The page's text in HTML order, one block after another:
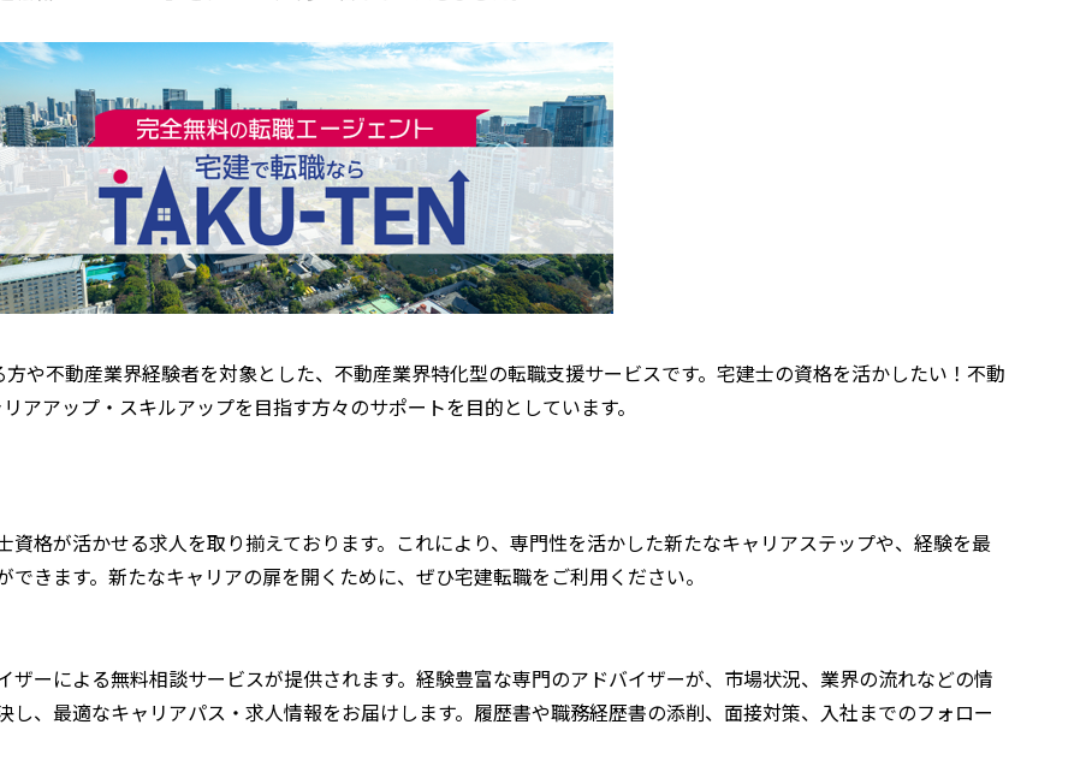
方や不動産業界経験者を対象とした、不動産業界特化型の転職支援サービスです。宅建士の資格を活かしたい！不動
アアップ・スキルアップを目指す方々のサポートを目的としています。
格が活かせる求人を取り揃えております。これにより、専門性を活かした新たなキャリアステップや、経験を最
きます。新たなキャリアの扉を開くために、ぜひ宅建転職をご利用ください。
ーによる無料相談サービスが提供されます。経験豊富な専門のアドバイザーが、市場状況、業界の流れなどの情
、最適なキャリアパス・求人情報をお届けします。履歴書や職務経歴書の添削、面接対策、入社までのフォロー